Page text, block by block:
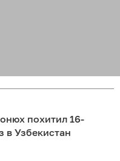
похитил 16-
в Узбекистан